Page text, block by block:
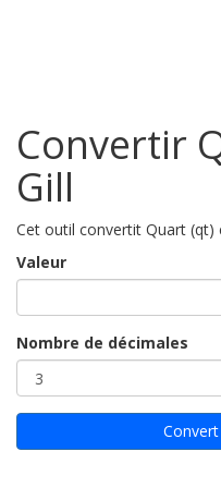
Convertir
Gill
Cet outil convertit Quart (qt)
Valeur
Nombre de décimales